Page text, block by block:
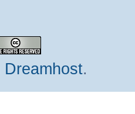
Dreamhost.